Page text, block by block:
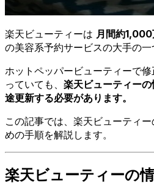
楽天ビューティーは 月間約
の美容系予約サービスの大手の一
ホットペッパービューティーで
っていても、 楽天ビューティー
途更新する必要があります。
この記事では、楽天ビューティ
めの手順を解説します。
楽天ビューティーの